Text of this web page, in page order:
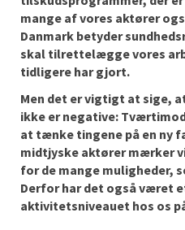
mange af vores aktører
Danmark betyder
skal tilrettelægge vores
tidligere har gjort.
Men det er vigtigt at sige,
ikke er negative:
at tænke tingene på en ny
midtjyske aktører mærker
for de mange muligheder,
Derfor har det også været
aktivitetsniveauet hos os